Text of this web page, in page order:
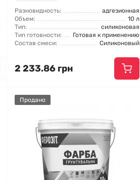
Разновидность:
адгезионная
Объем:
10 л
Тип:
силиконовая
Тип готовности:
Готовая к применению
Состав смеси:
Силиконовый
2 233.86 грн
Продано